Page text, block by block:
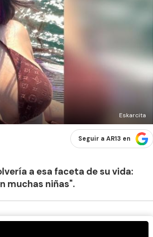
Eskarcita
Seguir a AR13 en
a esa faceta de su vida:
muchas niñas".